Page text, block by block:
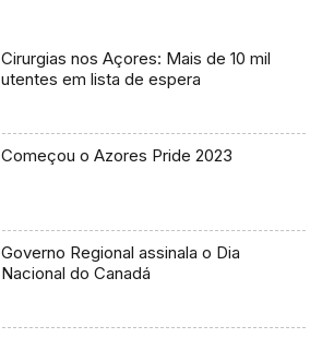
Cirurgias nos Açores: Mais de 10 mil
utentes em lista de espera
Começou o Azores Pride 2023
Governo Regional assinala o Dia
Nacional do Canadá